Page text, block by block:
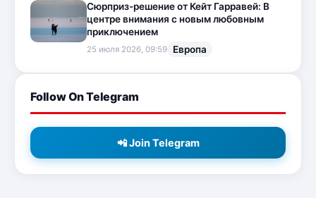
Сюрприз-решение от Кейт Гарравей: В
центре внимания с новым любовным
приключением
25 июля 2026, 09:59 Европа
Follow On Telegram
📲 Join Telegram